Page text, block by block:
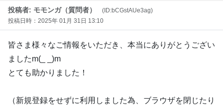
投稿者: モモンガ（質問者）
(ID:bCGstAUe3ag)
投稿日時：2025年 01月 31日 13:10
皆さま様々なご情報をいただき、本当にありがとうござい
ましたm(_ _)m
とても助かりました！
（新規登録をせずに利用しました為、ブラウザを閉じたり